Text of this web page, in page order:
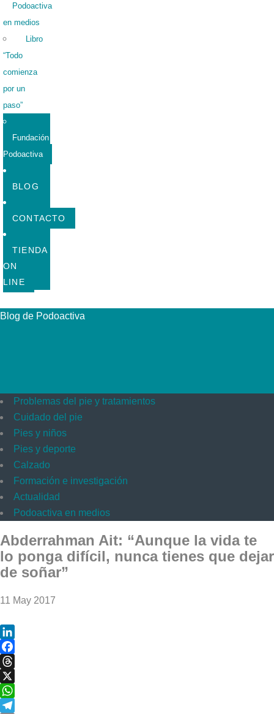
Podoactiva
en medios
Libro
“Todo
comienza
por un
paso”
Fundación
Podoactiva
BLOG
CONTACTO
TIENDA
ON
LINE
Blog de Podoactiva
Problemas del pie y tratamientos
Cuidado del pie
Pies y niños
Pies y deporte
Calzado
Formación e investigación
Actualidad
Podoactiva en medios
Abderrahman Ait: “Aunque la vida te
lo ponga difícil, nunca tienes que dejar
de soñar”
11 May 2017
LinkedIn
Facebook
Threads
X
WhatsApp